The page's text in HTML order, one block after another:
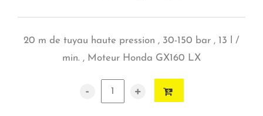
20 m de tuyau haute pression , 30-150 bar , 13 l /
min. , Moteur Honda GX160 LX
- +